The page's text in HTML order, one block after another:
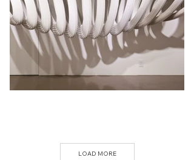
LOAD MORE